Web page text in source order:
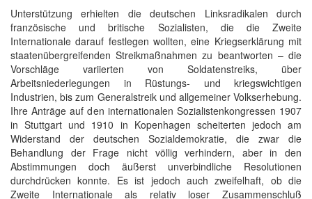
Unterstützung erhielten die deutschen Linksradikalen durch
französische und britische Sozialisten, die die Zweite
Internationale darauf festlegen wollten, eine Kriegserklärung mit
staatenübergreifenden Streikmaßnahmen zu beantworten – die
Vorschläge variierten von Soldatenstreiks, über
Arbeitsniederlegungen in Rüstungs- und kriegswichtigen
Industrien, bis zum Generalstreik und allgemeiner Volkserhebung.
Ihre Anträge auf den internationalen Sozialistenkongressen 1907
in Stuttgart und 1910 in Kopenhagen scheiterten jedoch am
Widerstand der deutschen Sozialdemokratie, die zwar die
Behandlung der Frage nicht völlig verhindern, aber in den
Abstimmungen doch äußerst unverbindliche Resolutionen
durchdrücken konnte. Es ist jedoch auch zweifelhaft, ob die
Zweite Internationale als relativ loser Zusammenschluß